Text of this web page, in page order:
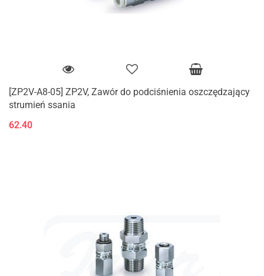
[ZP2V-A8-05] ZP2V, Zawór do podciśnienia oszczędzający
strumień ssania
62.40